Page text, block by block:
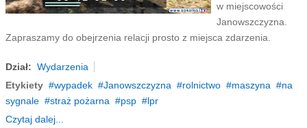
w miejscowości
Janowszczyzna.
Zapraszamy do obejrzenia relacji prosto z miejsca zdarzenia.
Dział: Wydarzenia
Etykiety
wypadek Janowszczyzna rolnictwo maszyna
na
sygnale
straż pożarna psp
lpr
Czytaj dalej...